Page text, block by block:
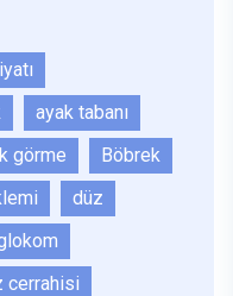
ayak tabanı
görme
Böbrek
düz
cerrahisi